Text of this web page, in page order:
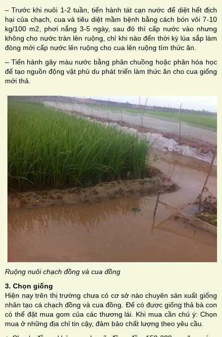
– Trước khi nuôi 1-2 tuần, tiến hành tát cạn nước để diệt hết địch
hại của chạch, cua và tiêu diệt mầm bệnh bằng cách bón vôi 7-10
kg/100 m2, phơi nắng 3-5 ngày, sau đó thì cấp nước vào nhưng
không cho nước tràn lên ruộng, chỉ khi nào đến thời kỳ lúa sắp làm
đòng mới cấp nước lên ruộng cho cua lên ruộng tìm thức ăn.
– Tiến hành gây màu nước bằng phân chuồng hoặc phân hóa học
để tạo nguồn động vật phù du phát triển làm thức ăn cho cua giống
mới thả.
Ruộng nuôi chạch đồng và cua đồng
3. Chọn giống
Hiện nay trên thị trường chưa có cơ sở nào chuyên sản xuất giống
nhân tạo cá chạch đồng và cua đồng. Để có được giống thả bà con
có thể đặt mua gom của các thương lái. Khi mua cần chú ý: Chọn
mua ở những địa chỉ tin cậy, đảm bảo chất lượng theo yêu cầu.